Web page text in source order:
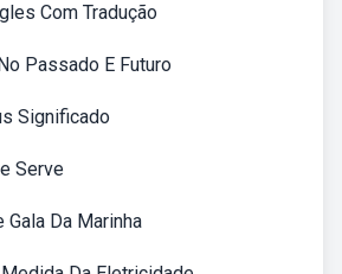
Com Tradução
Passado E Futuro
Significado
Serve
Gala Da Marinha